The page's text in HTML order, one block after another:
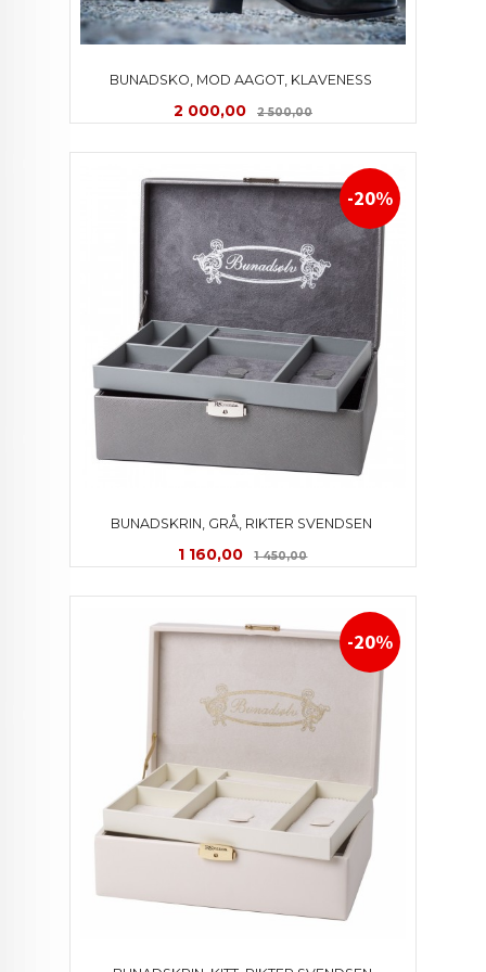
BUNADSKO, MOD AAGOT, KLAVENESS
Tilbud
2 000,00 2 500,00Rabatt
BUNADSKRIN, GRÅ, RIKTER SVENDSEN
Tilbud
1 160,00 1 450,00Rabatt
-20%
-20%